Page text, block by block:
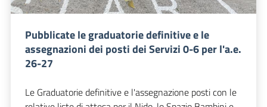
Pubblicate le graduatorie definitive e le
assegnazioni dei posti dei Servizi 0-6 per l'a.e.
26-27
Le Graduatorie definitive e l'assegnazione posti con le